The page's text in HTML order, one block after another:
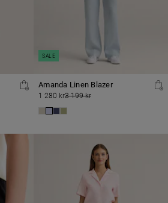
Amanda Linen Blazer
1 280 kr3 199 kr
SALE